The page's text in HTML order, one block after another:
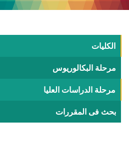
الكليات
مرحلة البكالوريوس
مرحلة الدراسات العليا
بحث فى المقررات